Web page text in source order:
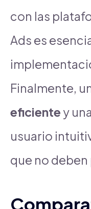
con las
Ads es
Finalmente,
eficiente y
usuario
que no